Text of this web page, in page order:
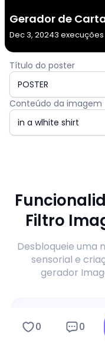
Gerador de
Dec 3, 20243 execuções
Título do poster
Conteúdo da imagem
Filtro
Desbloqueie uma
sensorial e
gerador
0 0